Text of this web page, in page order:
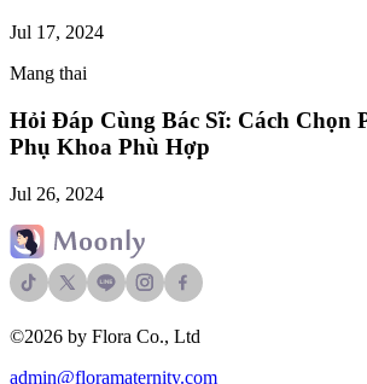
Jul 17, 2024
Mang thai
Hỏi Đáp Cùng Bác Sĩ: Cách Chọn
Phụ Khoa Phù Hợp
Jul 26, 2024
©2026 by Flora Co., Ltd
admin@floramaternity.com